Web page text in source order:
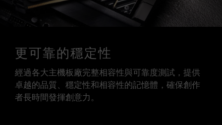
更可靠的穩定性
經過各大主機板廠完整相容性與可靠度測試，提供
卓越的品質、穩定性和相容性的記憶體，確保創作
者長時間發揮創意力。